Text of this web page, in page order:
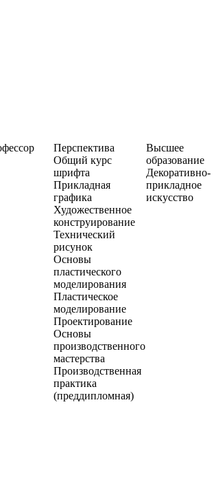
Перспектива
Общий курс
шрифта
Прикладная
графика
Художественное
конструирование
Технический
рисунок
Основы
пластического
моделирования
Пластическое
моделирование
Проектирование
Основы
производственного
мастерства
Производственная
практика
(преддипломная)
Высшее
образование
Декоративно-
прикладное
искусство